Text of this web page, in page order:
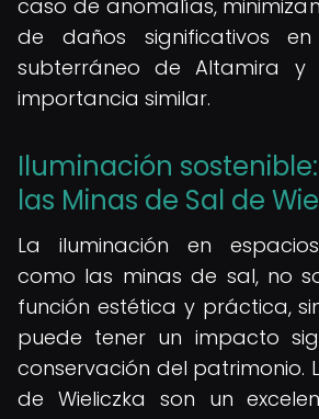
caso de anomalías,
de daños significativos
subterráneo de Altamira y
importancia similar.
Iluminación
las Minas de Sal de
La iluminación en
como las minas de sal, no
función estética y práctica,
puede tener un impacto
conservación del patrimonio.
de Wieliczka son un